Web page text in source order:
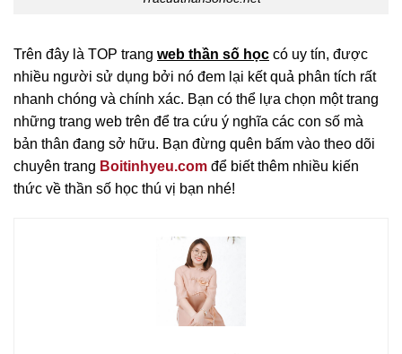
Trên đây là TOP trang web thần số học có uy tín, được
nhiều người sử dụng bởi nó đem lại kết quả phân tích rất
nhanh chóng và chính xác. Bạn có thể lựa chọn một trang
những trang web trên để tra cứu ý nghĩa các con số mà
bản thân đang sở hữu. Bạn đừng quên bấm vào theo dõi
chuyên trang Boitinhyeu.com để biết thêm nhiều kiến
thức về thần số học thú vị bạn nhé!